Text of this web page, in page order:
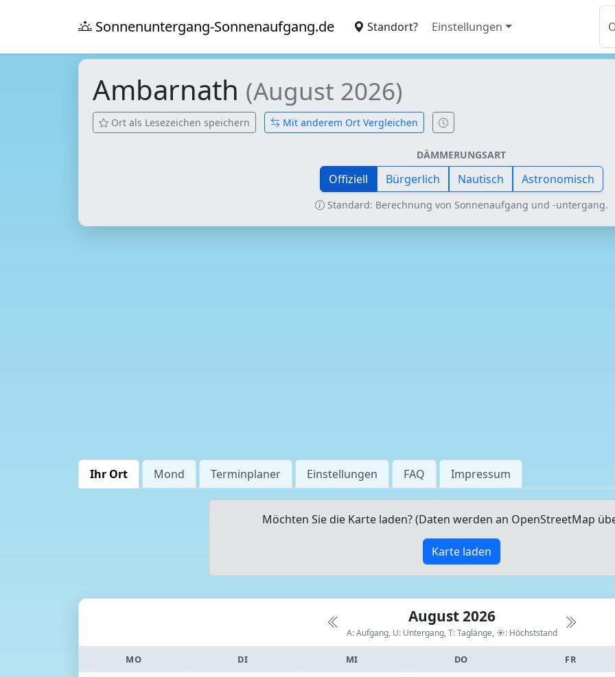
Sonnenuntergang-Sonnenaufgang.de Standort? Einstellungen
Ambarnath (August 2026)
Ort als Lesezeichen speichern Mit anderem Ort Vergleichen
DÄMMERUNGSART
Offiziell Bürgerlich Nautisch Astronomisch
Standard: Berechnung von Sonnenaufgang und -untergang.
Ihr Ort Mond Terminplaner Einstellungen FAQ Impressum
Möchten Sie die Karte laden? (Daten werden an OpenStreetMap
Karte laden
August 2026
A: Aufgang, U: Untergang, T: Taglänge, ☀: Höchststand
MO DI MI DO FR